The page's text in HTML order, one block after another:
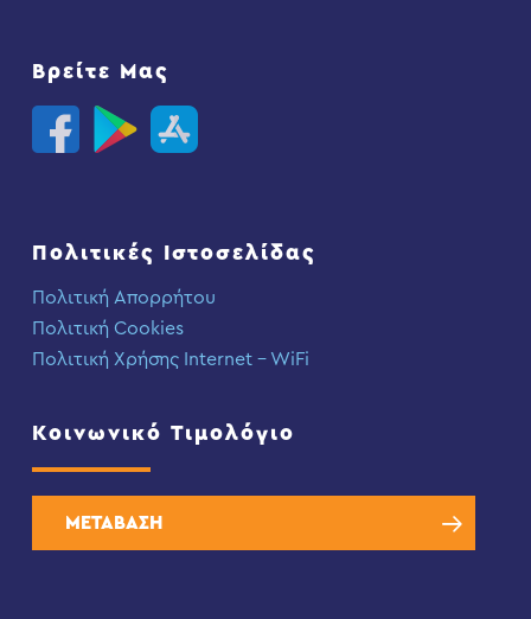
Βρείτε Μας
Πολιτικές Ιστοσελίδας
Πολιτική Απορρήτου
Πολιτική Cookies
Πολιτική Χρήσης Internet – WiFi
Κοινωνικό Τιμολόγιο
ΜΕΤΑΒΑΣΗ